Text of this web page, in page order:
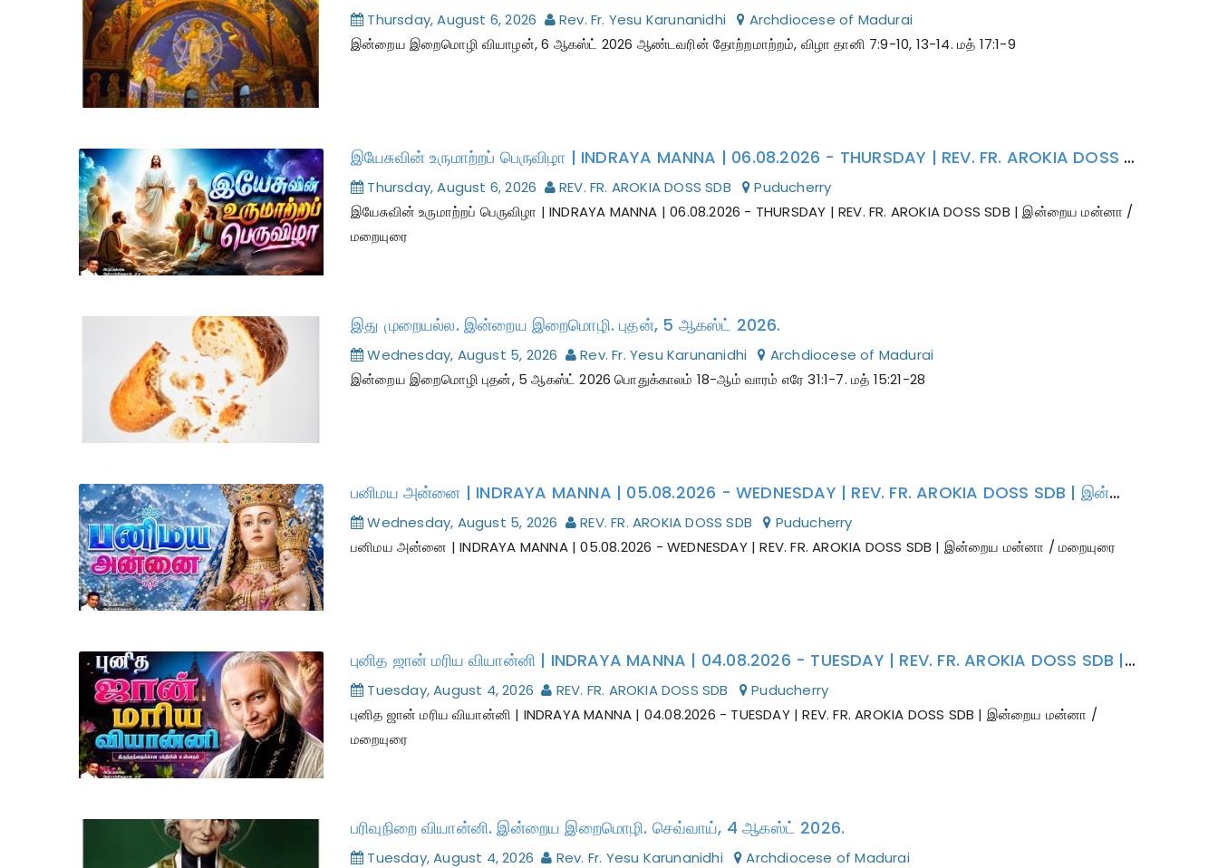
Thursday, August 6, 2026 Rev. Fr. Yesu Karunanidhi
Archdiocese of Madurai
இன்றைய இறைமொழி வியாழன், 6 ஆகஸ்ட் 2026 ஆண்டவரின் தோற்றமாற்றம், விழா தானி 7:9-10, 13-14. மத் 17:1-9
இயேசுவின் உருமாற்றப் பெருவிழா | INDRAYA MANNA | 06.08.2026 - THURSDAY | REV. FR. AROKIA DOSS SDB | இன்றைய மன்னா / மறையுரை
Thursday, August 6, 2026 REV. FR. AROKIA DOSS SDB
Puducherry
இயேசுவின் உருமாற்றப் பெருவிழா | INDRAYA MANNA | 06.08.2026 - THURSDAY | REV. FR. AROKIA DOSS SDB | இன்றைய மன்னா /
மறையுரை
இது முறையல்ல. இன்றைய இறைமொழி. புதன், 5 ஆகஸ்ட் 2026.
Wednesday, August 5, 2026 Rev. Fr. Yesu Karunanidhi
Archdiocese of Madurai
இன்றைய இறைமொழி புதன், 5 ஆகஸ்ட் 2026 பொதுக்காலம் 18-ஆம் வாரம் எரே 31:1-7. மத் 15:21-28
பனிமய அன்னை | INDRAYA MANNA | 05.08.2026 - WEDNESDAY | REV. FR. AROKIA DOSS SDB | இன்றைய மன்னா / மறையுரை
Wednesday, August 5, 2026 REV. FR. AROKIA DOSS SDB
Puducherry
பனிமய அன்னை | INDRAYA MANNA | 05.08.2026 - WEDNESDAY | REV. FR. AROKIA DOSS SDB | இன்றைய மன்னா / மறையுரை
புனித ஜான் மரிய வியான்னி | INDRAYA MANNA | 04.08.2026 - TUESDAY | REV. FR. AROKIA DOSS SDB | இன்றைய மன்னா / மறையுரை
Tuesday, August 4, 2026 REV. FR. AROKIA DOSS SDB
Puducherry
புனித ஜான் மரிய வியான்னி | INDRAYA MANNA | 04.08.2026 - TUESDAY | REV. FR. AROKIA DOSS SDB | இன்றைய மன்னா /
மறையுரை
பரிவுநிறை வியான்னி. இன்றைய இறைமொழி. செவ்வாய், 4 ஆகஸ்ட் 2026.
Tuesday, August 4, 2026 Rev. Fr. Yesu Karunanidhi
Archdiocese of Madurai